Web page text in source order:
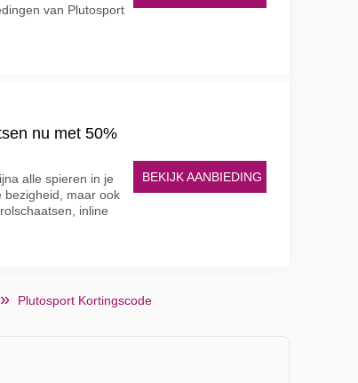
van Plutosport
nu met 50%
alle spieren in je
bezigheid, maar ook
inline
BEKIJK AANBIEDING
Plutosport Kortingscode